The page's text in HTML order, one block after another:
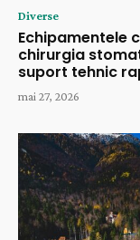
Diverse
Echipamentele
chirurgia
suport tehnic
mai 27, 2026